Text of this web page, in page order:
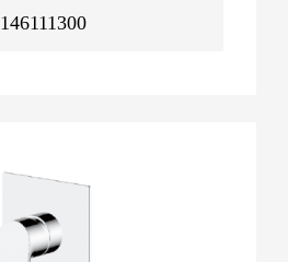
146111300